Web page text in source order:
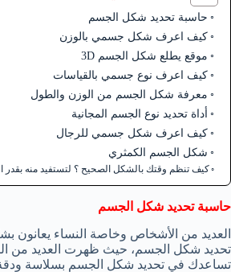
حاسبة تحديد شكل الجسم
كيف اعرف شكل جسمي بالوزن
موقع يطلع شكل الجسم 3D
كيف اعرف نوع جسمي بالقياسات
معرفة شكل الجسم من الوزن والطول
أداة تحديد نوع الجسم المجانية
كيف اعرف شكل جسمي للرجال
شكل الجسم الكمثري
كيف تنظم وقتك بالشكل الصحيح ؟ لتستفيد منه بقدر
حاسبة تحديد شكل الجسم
العديد من الأشخاص وخاصة النساء يعانون
تحديد شكل الجسم، حيث ظهرت العديد من
تساعدك في تحديد شكل الجسم بسلاسة